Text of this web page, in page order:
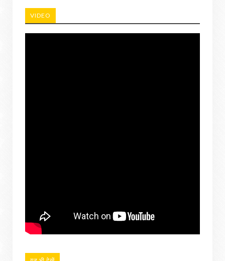
VIDEO